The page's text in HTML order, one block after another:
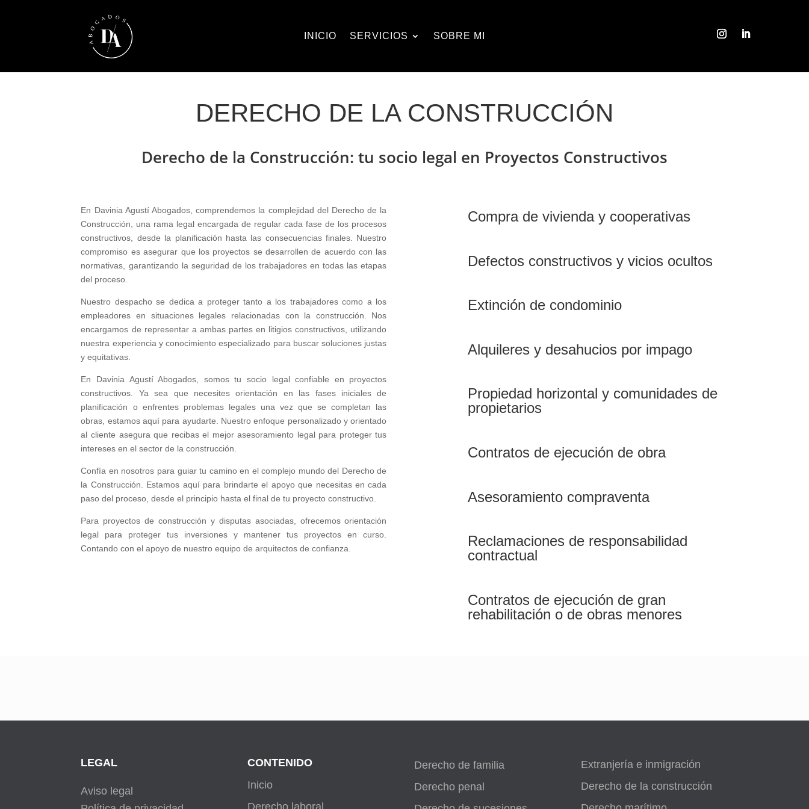
INICIO SERVICIOS
SOBRE MI
DERECHO DE LA CONSTRUCCIÓN
Derecho de la Construcción: tu socio legal en Proyectos Constructivos
En Davinia Agustí Abogados, comprendemos la complejidad del Derecho de la
Construcción, una rama legal encargada de regular cada fase de los procesos
constructivos, desde la planificación hasta las consecuencias finales. Nuestro
compromiso es asegurar que los proyectos se desarrollen de acuerdo con las
normativas, garantizando la seguridad de los trabajadores en todas las etapas
del proceso.
Nuestro despacho se dedica a proteger tanto a los trabajadores como a los
empleadores en situaciones legales relacionadas con la construcción. Nos
encargamos de representar a ambas partes en litigios constructivos, utilizando
nuestra experiencia y conocimiento especializado para buscar soluciones justas
y equitativas.
En Davinia Agustí Abogados, somos tu socio legal confiable en proyectos
constructivos. Ya sea que necesites orientación en las fases iniciales de
planificación o enfrentes problemas legales una vez que se completan las
obras, estamos aquí para ayudarte. Nuestro enfoque personalizado y orientado
al cliente asegura que recibas el mejor asesoramiento legal para proteger tus
intereses en el sector de la construcción.
Confía en nosotros para guiar tu camino en el complejo mundo del Derecho de
la Construcción. Estamos aquí para brindarte el apoyo que necesitas en cada
paso del proceso, desde el principio hasta el final de tu proyecto constructivo.
Para proyectos de construcción y disputas asociadas, ofrecemos orientación
legal para proteger tus inversiones y mantener tus proyectos en curso.
Contando con el apoyo de nuestro equipo de arquitectos de confianza.
Compra de vivienda y cooperativas
Defectos constructivos y vicios ocultos
Extinción de condominio
Alquileres y desahucios por impago
Propiedad horizontal y comunidades de
propietarios
Contratos de ejecución de obra
Asesoramiento compraventa
Reclamaciones de responsabilidad
contractual
Contratos de ejecución de gran
rehabilitación o de obras menores
LEGAL
Aviso legal
CONTENIDO
Inicio
Derecho de familia
Derecho penal
Extranjería e inmigración
Derecho de la construcción